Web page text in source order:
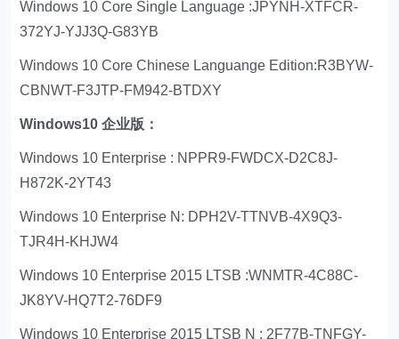
Windows 10 Core Single Language :JPYNH-XTFCR-
372YJ-YJJ3Q-G83YB
Windows 10 Core Chinese Languange Edition:R3BYW-
CBNWT-F3JTP-FM942-BTDXY
Windows10 企业版：
Windows 10 Enterprise : NPPR9-FWDCX-D2C8J-
H872K-2YT43
Windows 10 Enterprise N: DPH2V-TTNVB-4X9Q3-
TJR4H-KHJW4
Windows 10 Enterprise 2015 LTSB :WNMTR-4C88C-
JK8YV-HQ7T2-76DF9
Windows 10 Enterprise 2015 LTSB N : 2F77B-TNFGY-